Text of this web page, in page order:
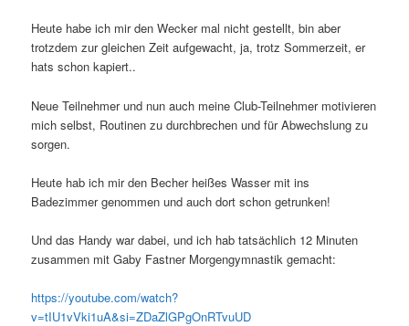
Heute habe ich mir den Wecker mal nicht gestellt, bin aber
trotzdem zur gleichen Zeit aufgewacht, ja, trotz Sommerzeit, er
hats schon kapiert..
Neue Teilnehmer und nun auch meine Club-Teilnehmer motivieren
mich selbst, Routinen zu durchbrechen und für Abwechslung zu
sorgen.
Heute hab ich mir den Becher heißes Wasser mit ins
Badezimmer genommen und auch dort schon getrunken!
Und das Handy war dabei, und ich hab tatsächlich 12 Minuten
zusammen mit Gaby Fastner Morgengymnastik gemacht:
https://youtube.com/watch?
v=tIU1vVki1uA&si=ZDaZlGPgOnRTvuUD